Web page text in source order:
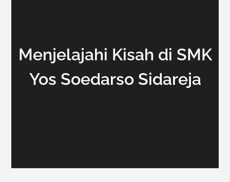
Menjelajahi Kisah di SMK
Yos Soedarso Sidareja